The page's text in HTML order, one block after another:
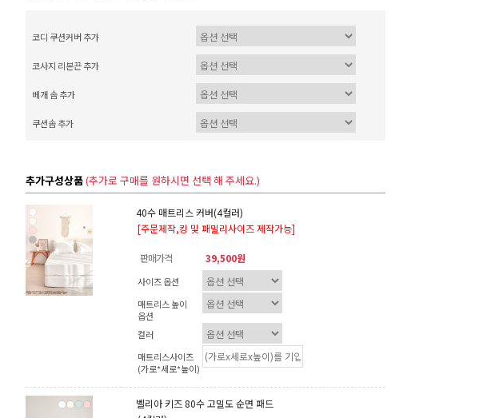
코디 쿠션커버 추가
코사지 리본끈 추가
베개 솜 추가
쿠션솜 추가
추가구성상품(추가로 구매를 원하시면 선택 해 주세요.)
40수 매트리스 커버(4컬러)
[주문제작,킹 및 패밀리사이즈 제작가능]
판매가격 39,500원
사이즈 옵션
매트리스 높이
옵션
컬러
매트리스사이즈
(가로*세로*높이)
벨리아 키즈 80수 고밀도 순면 패드